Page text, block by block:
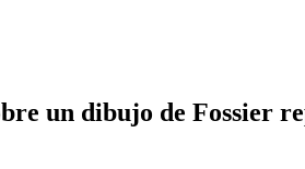
un dibujo de Fossier